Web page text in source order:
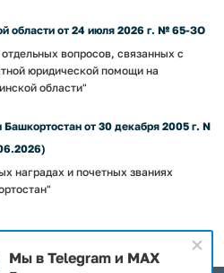
области от 24 июля 2026 г. № 65-ЗО
вопросов, связанных с
юридической помощи на
области"
от 30 декабря 2005 г. N
наградах и почетных званиях
Мы в Telegram и MAX